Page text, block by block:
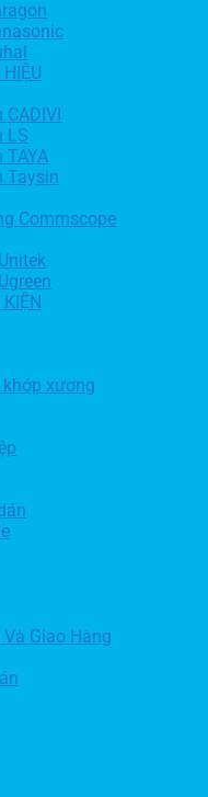
LS
TAYA
Taysin
Commscope
xương
Giao Hàng